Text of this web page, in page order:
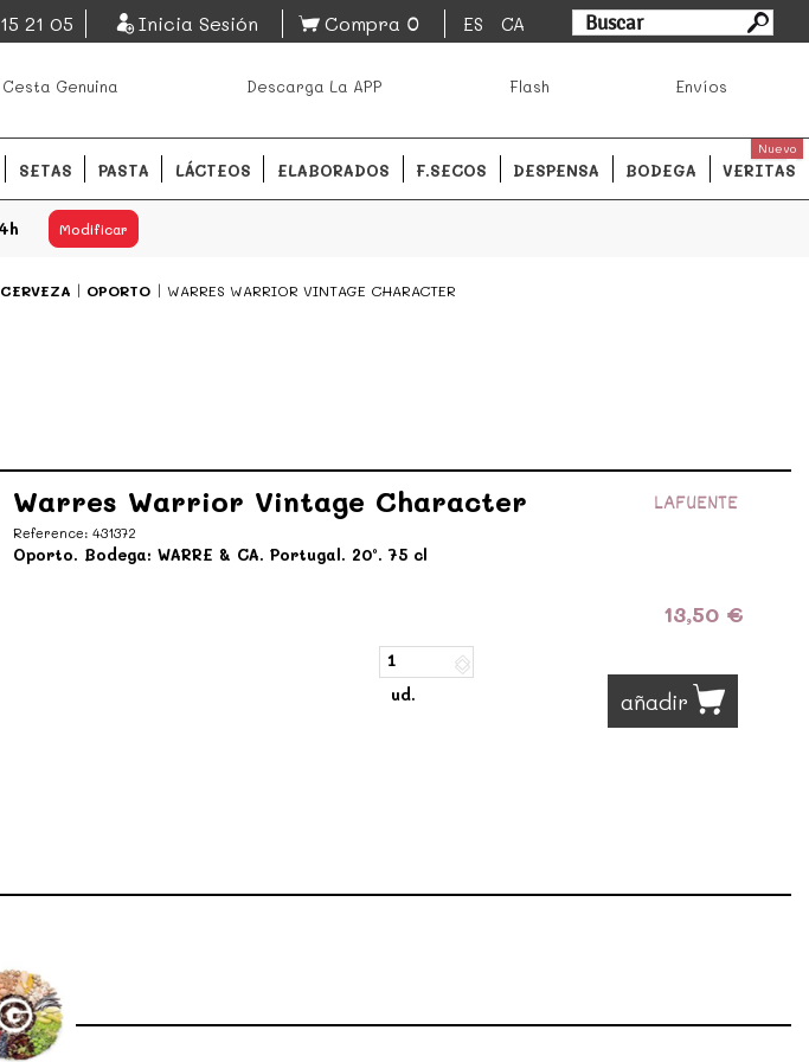
EsDeMercado.com
Barcelona y de productores locales.
21 05 Inicia Sesión Compra 0 ES CA
Cesta Genuina Descarga La APP Flash Envíos
SETAS PASTA LÁCTEOS ELABORADOS F.SECOS DESPENSA BODEGA VERITAS
Nuevo
Modificar
OPORTO WARRES WARRIOR VINTAGE CHARACTER
LAFUENTE
Warres Warrior Vintage Character
Reference: 431372
Oporto. Bodega: WARRE & CA. Portugal. 20º. 75 cl
13,50 €
ud. añadir